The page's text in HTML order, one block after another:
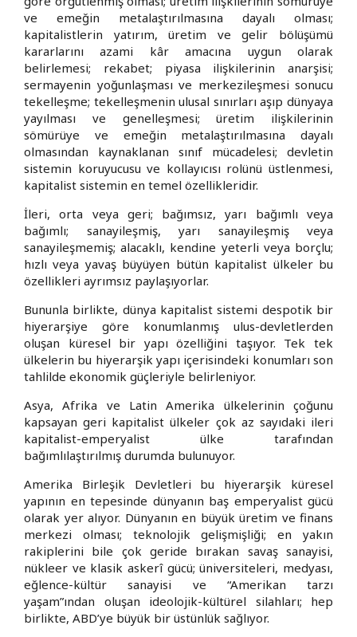
ve emeğin metalaştırılmasına dayalı olması;
kapitalistlerin yatırım, üretim ve gelir bölüşümü
kararlarını azami kâr amacına uygun olarak
belirlemesi; rekabet; piyasa ilişkilerinin anarşisi;
sermayenin yoğunlaşması ve merkezileşmesi sonucu
tekelleşme; tekelleşmenin ulusal sınırları aşıp dünyaya
yayılması ve genelleşmesi; üretim ilişkilerinin
sömürüye ve emeğin metalaştırılmasına dayalı
olmasından kaynaklanan sınıf mücadelesi; devletin
sistemin koruyucusu ve kollayıcısı rolünü üstlenmesi,
kapitalist sistemin en temel özellikleridir.
İleri, orta veya geri; bağımsız, yarı bağımlı veya
bağımlı; sanayileşmiş, yarı sanayileşmiş veya
sanayileşmemiş; alacaklı, kendine yeterli veya borçlu;
hızlı veya yavaş büyüyen bütün kapitalist ülkeler bu
özellikleri ayrımsız paylaşıyorlar.
Bununla birlikte, dünya kapitalist sistemi despotik bir
hiyerarşiye göre konumlanmış ulus-devletlerden
oluşan küresel bir yapı özelliğini taşıyor. Tek tek
ülkelerin bu hiyerarşik yapı içerisindeki konumları son
tahlilde ekonomik güçleriyle belirleniyor.
Asya, Afrika ve Latin Amerika ülkelerinin çoğunu
kapsayan geri kapitalist ülkeler çok az sayıdaki ileri
kapitalist-emperyalist ülke tarafından
bağımlılaştırılmış durumda bulunuyor.
Amerika Birleşik Devletleri bu hiyerarşik küresel
yapının en tepesinde dünyanın baş emperyalist gücü
olarak yer alıyor. Dünyanın en büyük üretim ve finans
merkezi olması; teknolojik gelişmişliği; en yakın
rakiplerini bile çok geride bırakan savaş sanayisi,
nükleer ve klasik askerî gücü; üniversiteleri, medyası,
eğlence-kültür sanayisi ve “Amerikan tarzı
yaşam”ından oluşan ideolojik-kültürel silahları; hep
birlikte, ABD’ye büyük bir üstünlük sağlıyor.